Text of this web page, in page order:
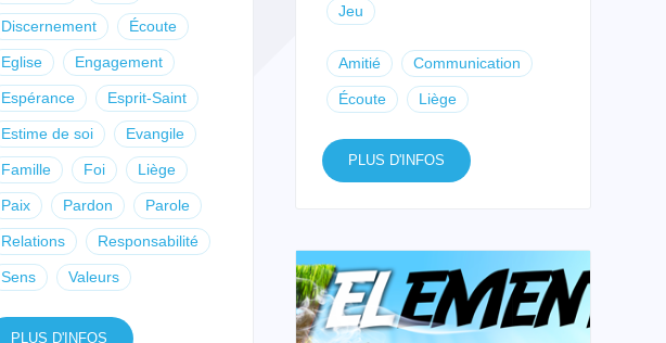
Discernement Écoute
Eglise Engagement
Espérance Esprit-Saint
Estime de soi Evangile
Famille Foi Liège
Paix Pardon Parole
Relations Responsabilité
Sens Valeurs
PLUS D'INFOS
Jeu
Amitié Communication
Écoute Liège
PLUS D'INFOS